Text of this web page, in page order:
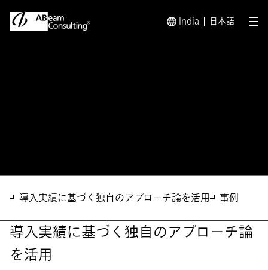
India 日本語 メ
導入実績に基づく独自のアプローチ論を活用 事例
導入実績に基づく独自のアプローチ論
を活用